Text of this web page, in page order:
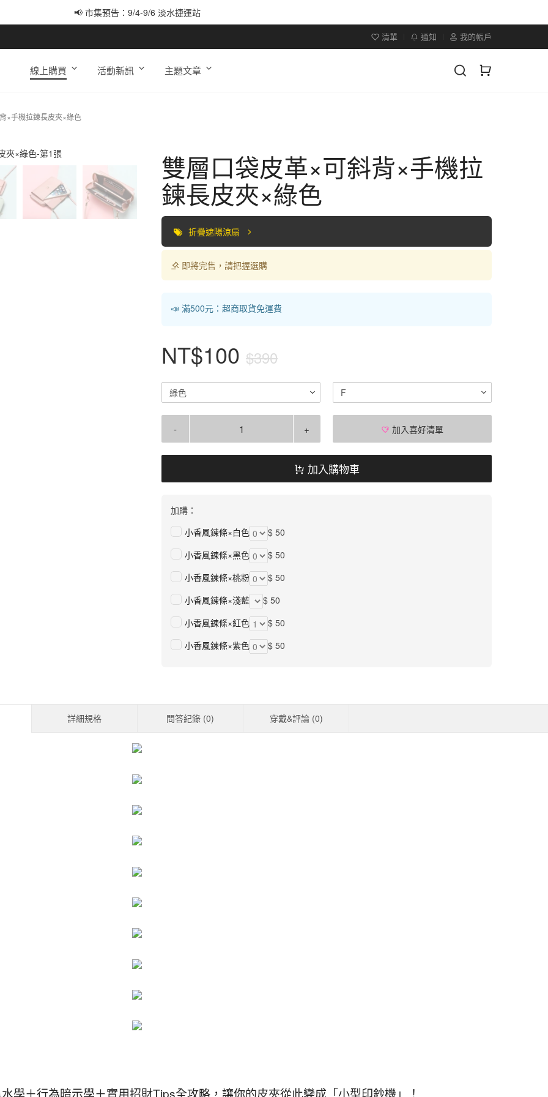
📢 市集預告：9/4-9/6 淡水捷運站
清單 通知 我的帳戶
線上購買 活動新訊 主題文章
×手機拉鍊長皮夾×綠色
雙層口袋皮革×可斜背×手機拉
鍊長皮夾×綠色
折疊遮陽涼扇
即將完售，請把握選購
📣 滿500元：超商取貨免運費
NT$100 $390
綠色 F
- + 加入喜好清單
加入購物車
加購：
小香風鍊條×白色
$ 50
小香風鍊條×黑色
$ 50
小香風鍊條×桃粉
$ 50
小香風鍊條×淺藍
$ 50
小香風鍊條×紅色
$ 50
小香風鍊條×紫色
$ 50
詳細規格 問答紀錄 (0) 穿戴&評論 (0)
學＋行為暗示學＋實用招財Tips全攻略，讓你的皮夾從此變成「小型印鈔機」！